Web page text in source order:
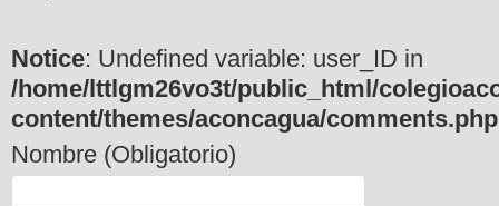
Notice: Undefined variable: user_ID in
/home/lttlgm26vo3t/public_html/
content/themes/aconcagua/comments.php
Nombre (Obligatorio)